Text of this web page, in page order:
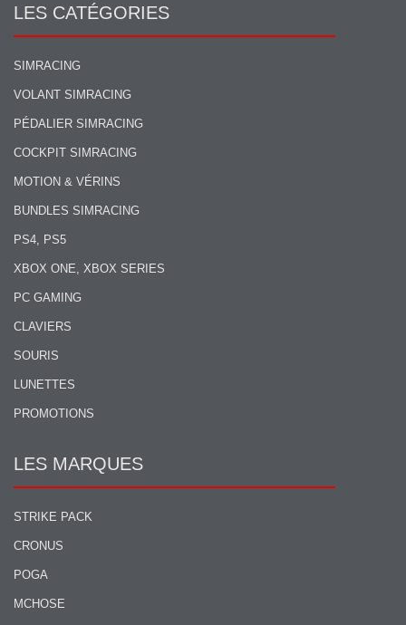
LES CATÉGORIES
SIMRACING
VOLANT SIMRACING
PÉDALIER SIMRACING
COCKPIT SIMRACING
MOTION & VÉRINS
BUNDLES SIMRACING
PS4, PS5
XBOX ONE, XBOX SERIES
PC GAMING
CLAVIERS
SOURIS
LUNETTES
PROMOTIONS
LES MARQUES
STRIKE PACK
CRONUS
POGA
MCHOSE